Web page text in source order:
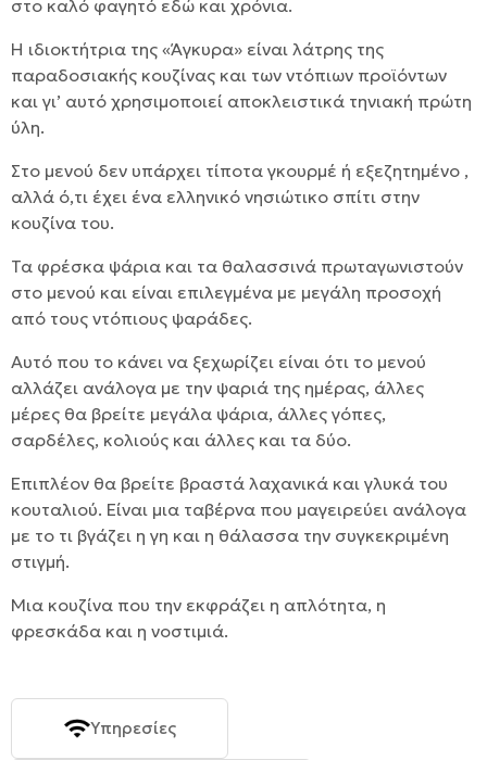
στο καλό φαγητό εδώ και χρόνια.
Η ιδιοκτήτρια της «Άγκυρα» είναι λάτρης της
παραδοσιακής κουζίνας και των ντόπιων προϊόντων
και γι’ αυτό χρησιμοποιεί αποκλειστικά τηνιακή πρώτη
ύλη.
Στο μενού δεν υπάρχει τίποτα γκουρμέ ή εξεζητημένο ,
αλλά ό,τι έχει ένα ελληνικό νησιώτικο σπίτι στην
κουζίνα του.
Τα φρέσκα ψάρια και τα θαλασσινά πρωταγωνιστούν
στο μενού και είναι επιλεγμένα με μεγάλη προσοχή
από τους ντόπιους ψαράδες.
Αυτό που το κάνει να ξεχωρίζει είναι ότι το μενού
αλλάζει ανάλογα με την ψαριά της ημέρας, άλλες
μέρες θα βρείτε μεγάλα ψάρια, άλλες γόπες,
σαρδέλες, κολιούς και άλλες και τα δύο.
Επιπλέον θα βρείτε βραστά λαχανικά και γλυκά του
κουταλιού. Είναι μια ταβέρνα που μαγειρεύει ανάλογα
με το τι βγάζει η γη και η θάλασσα την συγκεκριμένη
στιγμή.
Μια κουζίνα που την εκφράζει η απλότητα, η
φρεσκάδα και η νοστιμιά.
Υπηρεσίες